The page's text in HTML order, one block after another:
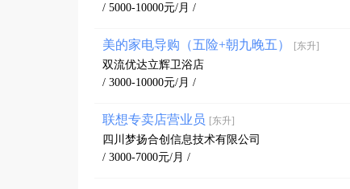
/ 5000-10000元/月 /
美的家电导购（五险+朝九晚五） [东升]
双流优达立辉卫浴店
/ 3000-10000元/月 /
联想专卖店营业员 [东升]
四川梦扬合创信息技术有限公司
/ 3000-7000元/月 /